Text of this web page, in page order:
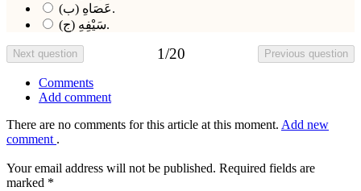
(ب) عَصَاهِ.
(ج) سَيْفِهِ.
Next question 1/20 Previous question
Comments
Add comment
There are no comments for this article at this moment. Add new
comment .
Your email address will not be published. Required fields are
marked *